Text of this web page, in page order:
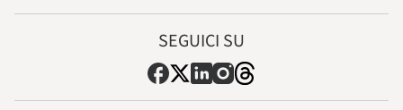
SEGUICI SU